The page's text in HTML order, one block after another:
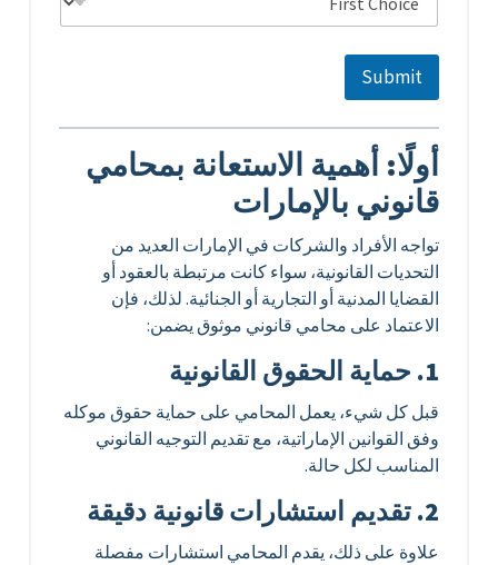
Submit
أولًا: أهمية الاستعانة بمحامي
قانوني بالإمارات
تواجه الأفراد والشركات في الإمارات العديد من
التحديات القانونية، سواء كانت مرتبطة بالعقود أو
القضايا المدنية أو التجارية أو الجنائية. لذلك، فإن
الاعتماد على محامي قانوني موثوق يضمن:
1. حماية الحقوق القانونية
قبل كل شيء، يعمل المحامي على حماية حقوق موكله
وفق القوانين الإماراتية، مع تقديم التوجيه القانوني
المناسب لكل حالة.
2. تقديم استشارات قانونية دقيقة
علاوة على ذلك، يقدم المحامي استشارات مفصلة